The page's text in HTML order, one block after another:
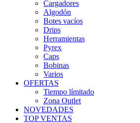
Cargadores
Algodón
Botes vacíos
Drips
Herramientas
Pyrex
Caps
Bobinas
Varios
OFERTAS
Tiempo límitado
Zona Outlet
NOVEDADES
TOP VENTAS